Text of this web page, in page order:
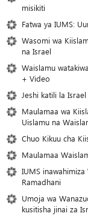
misikiti
Fatwa ya IUMS:
Wasomi wa
na Israel
Waislamu
+ Video
Jeshi katili la
Maulamaa wa
Uislamu na
Chuo Kikuu cha
Maulamaa
IUMS
Ramadhani
Umoja wa
kusitisha jinai za